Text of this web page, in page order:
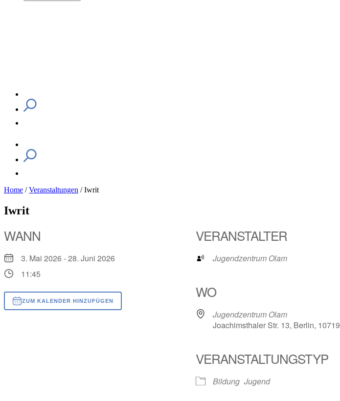
Home /Veranstaltungen /Iwrit
Iwrit
WANN
3. Mai 2026 - 28. Juni 2026
11:45
ZUM KALENDER HINZUFÜGEN
VERANSTALTER
Jugendzentrum Olam
WO
Jugendzentrum Olam
Joachimsthaler Str. 13, Berlin, 10719
VERANSTALTUNGSTYP
Bildung Jugend